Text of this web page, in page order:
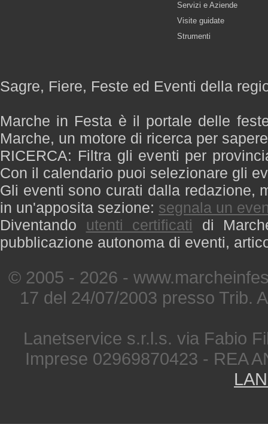
Servizi e Aziende
Visite guidate
Strumenti
Sagre, Fiere, Feste ed Eventi della
Marche in Festa è il portale delle
Marche, un motore di ricerca per
RICERCA: Filtra gli eventi per
Con il calendario puoi selezionare gli
Gli eventi sono curati dalla redazione,
in un'apposita sezione: segnala un
Diventando utenti certificati di
pubblicazione autonoma di eventi,
© 2005 - 2026 -
17 del 24/07/2003 presso Trib.
Lanetservice s.r.l.s. via Fabio
Imprese 02969870423 - REA